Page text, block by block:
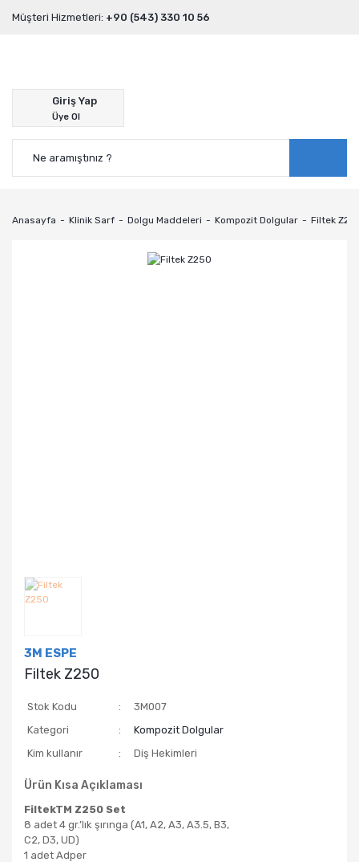
Müşteri Hizmetleri: +90 (543) 330 10 56
Giriş Yap
Üye Ol
Anasayfa Klinik Sarf Dolgu Maddeleri Kompozit Dolgular Filtek
3M ESPE
Filtek Z250
Stok Kodu
3M007
Kategori
Kompozit Dolgular
Kim kullanır
Diş Hekimleri
Ürün Kısa Açıklaması
FiltekTM Z250 Set
8 adet 4 gr.’lık şırınga (A1, A2, A3, A3.5, B3,
C2, D3, UD)
1 adet Adper